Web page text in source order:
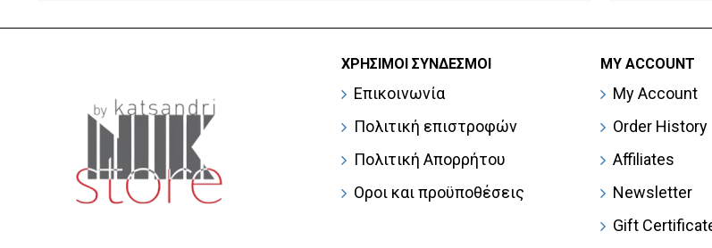
ΧΡΉΣΙΜΟΙ ΣΎΝΔΕΣΜΟΙ
Επικοινωνία
Πολιτική επιστροφών
Πολιτική Απορρήτου
Οροι και προϋποθέσεις
MY ACCOUNT
My Account
Order History
Affiliates
Newsletter
Gift